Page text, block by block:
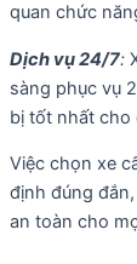
quan chức
Dịch vụ 24/7:
sàng phục vụ
bị tốt nhất cho
Việc chọn xe
định đúng
an toàn cho